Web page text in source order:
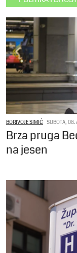
BORIVOJE SIMIĆ SUBOTA, 08.
Brza pruga
na jesen